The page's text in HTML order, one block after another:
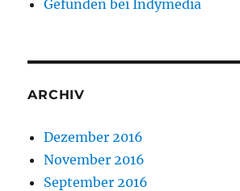
Gefunden bei Indymedia
ARCHIV
Dezember 2016
November 2016
September 2016